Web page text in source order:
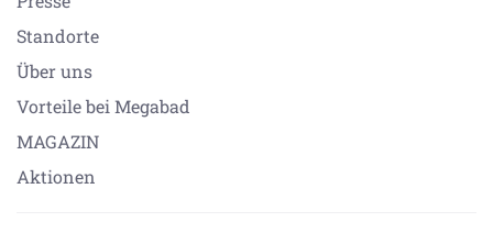
Standorte
Über uns
Vorteile bei Megabad
MAGAZIN
Aktionen